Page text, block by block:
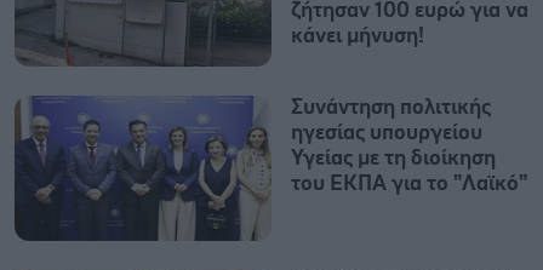
ζήτησαν 100 ευρώ για να
κάνει μήνυση!
Συνάντηση πολιτικής
ηγεσίας υπουργείου
Υγείας με τη διοίκηση
του ΕΚΠΑ για το "Λαϊκό"